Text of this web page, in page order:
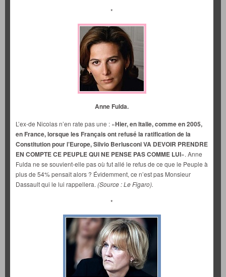
*
Anne Fulda.
L’ex-de Nicolas n’en rate pas une : «Hier, en Italie, comme en 2005,
en France, lorsque les Français ont refusé la ratification de la
Constitution pour l’Europe, Silvio Berlusconi VA DEVOIR PRENDRE
EN COMPTE CE PEUPLE QUI NE PENSE PAS COMME LUI». Anne
Fulda ne se souvient-elle pas où fut allé le refus de ce que le Peuple à
plus de 54% pensait alors ? Évidemment, ce n’est pas Monsieur
Dassault qui le lui rappellera. (Source : Le Figaro).
*